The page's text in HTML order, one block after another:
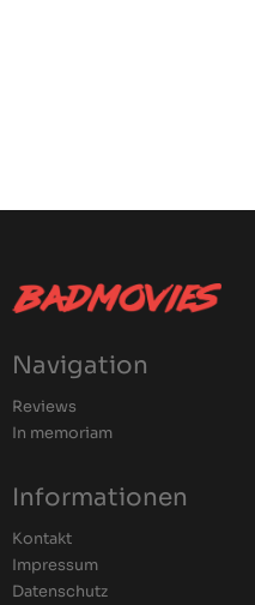
Navigation
Reviews
In memoriam
Informationen
Kontakt
Impressum
Datenschutz